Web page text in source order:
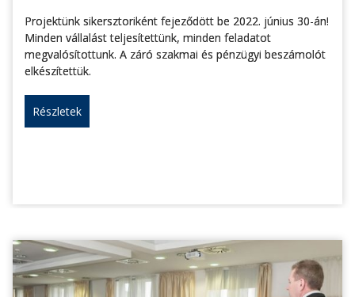
Projektünk sikersztoriként fejeződött be 2022. június 30-án!
Minden vállalást teljesítettünk, minden feladatot
megvalósítottunk. A záró szakmai és pénzügyi beszámolót
elkészítettük.
Részletek